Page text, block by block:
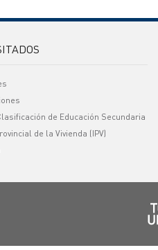
de Educación Secundaria
de la Vivienda (IPV)